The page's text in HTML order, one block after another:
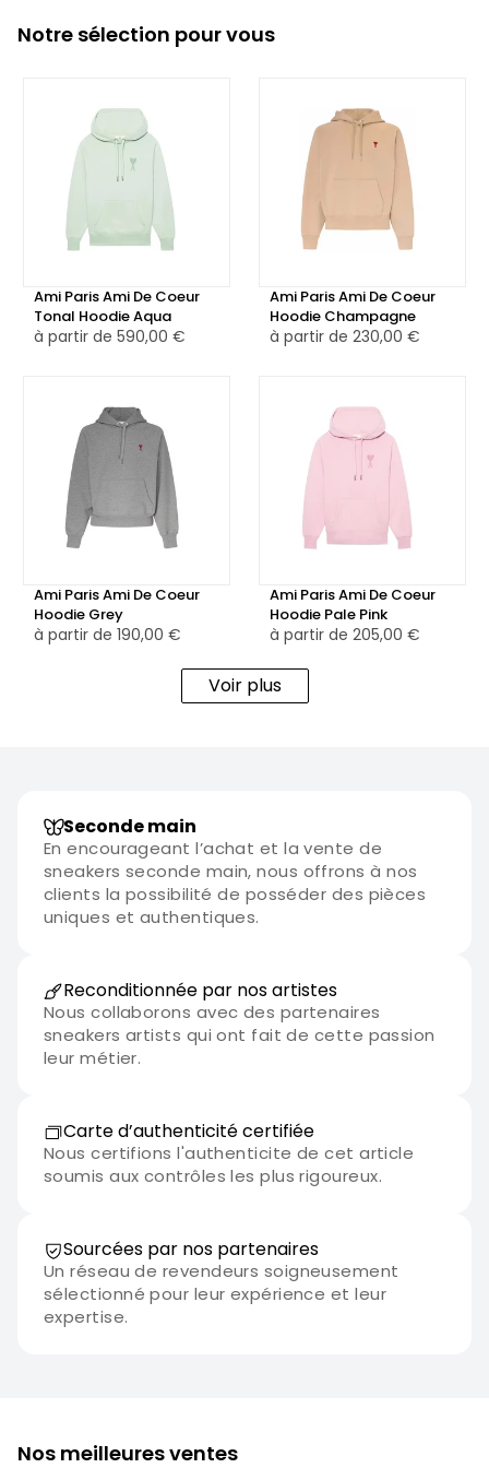
Notre sélection pour vous
Ami Paris Ami De Coeur
Tonal Hoodie Aqua
à partir de 590,00 €
Ami Paris Ami De Coeur
Hoodie Champagne
à partir de 230,00 €
Ami Paris Ami De Coeur
Hoodie Grey
à partir de 190,00 €
Ami Paris Ami De Coeur
Hoodie Pale Pink
à partir de 205,00 €
Voir plus
Seconde main
En encourageant l’achat et la vente de
sneakers seconde main, nous offrons à nos
clients la possibilité de posséder des pièces
uniques et authentiques.
Reconditionnée par nos artistes
Nous collaborons avec des partenaires
sneakers artists qui ont fait de cette passion
leur métier.
Carte d’authenticité certifiée
Nous certifions l'authenticite de cet article
soumis aux contrôles les plus rigoureux.
Sourcées par nos partenaires
Un réseau de revendeurs soigneusement
sélectionné pour leur expérience et leur
expertise.
Nos meilleures ventes